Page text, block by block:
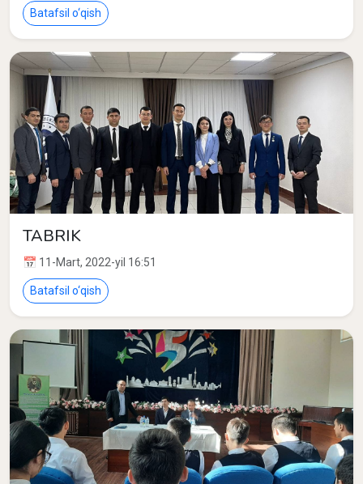
OʻQIMOQDA
Batafsil o‘qish
TABRIK
📅 11-Mart, 2022-yil 16:51
Batafsil o‘qish